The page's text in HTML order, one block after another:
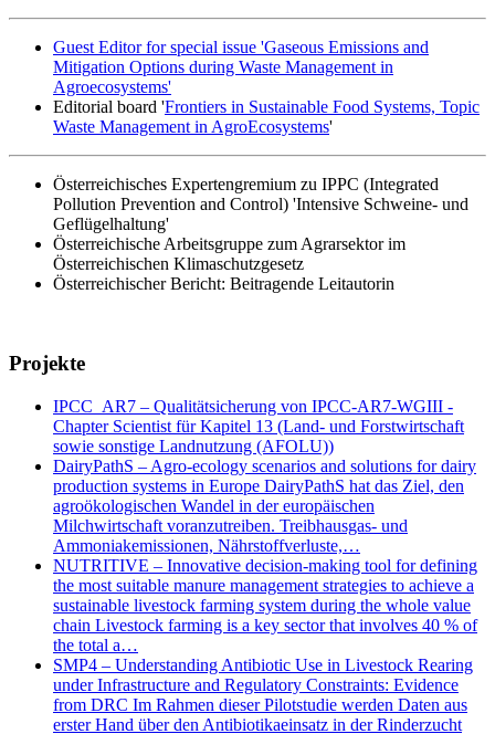
Guest Editor for special issue 'Gaseous Emissions and
Mitigation Options during Waste Management in
Agroecosystems'
Editorial board 'Frontiers in Sustainable Food Systems, Topic
Waste Management in AgroEcosystems'
Österreichisches Expertengremium zu IPPC (Integrated
Pollution Prevention and Control) 'Intensive Schweine- und
Geflügelhaltung'
Österreichische Arbeitsgruppe zum Agrarsektor im
Österreichischen Klimaschutzgesetz
Österreichischer Bericht: Beitragende Leitautorin
Projekte
IPCC_AR7 – Qualitätsicherung von IPCC-AR7-WGIII -
Chapter Scientist für Kapitel 13 (Land- und Forstwirtschaft
sowie sonstige Landnutzung (AFOLU))
DairyPathS – Agro-ecology scenarios and solutions for dairy
production systems in Europe DairyPathS hat das Ziel, den
agroökologischen Wandel in der europäischen
Milchwirtschaft voranzutreiben. Treibhausgas- und
Ammoniakemissionen, Nährstoffverluste,…
NUTRITIVE – Innovative decision-making tool for defining
the most suitable manure management strategies to achieve a
sustainable livestock farming system during the whole value
chain Livestock farming is a key sector that involves 40 % of
the total a…
SMP4 – Understanding Antibiotic Use in Livestock Rearing
under Infrastructure and Regulatory Constraints: Evidence
from DRC Im Rahmen dieser Pilotstudie werden Daten aus
erster Hand über den Antibiotikaeinsatz in der Rinderzucht